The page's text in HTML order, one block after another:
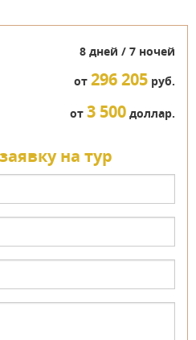
8 дней / 7 ночей
от 296 205 руб.
от 3 500 доллар.
на тур